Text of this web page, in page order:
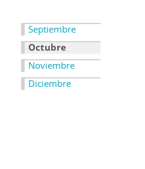
Septiembre
Octubre
Noviembre
Diciembre